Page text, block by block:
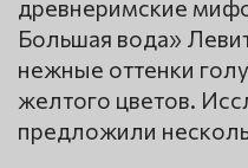
древнеримские
Большая вода»
нежные оттенки
желтого цветов.
предложили